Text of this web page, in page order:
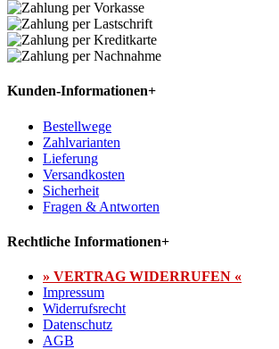
Kunden-Informationen+
Bestellwege
Zahlvarianten
Lieferung
Versandkosten
Sicherheit
Fragen & Antworten
Rechtliche Informationen+
» VERTRAG WIDERRUFEN «
Impressum
Widerrufsrecht
Datenschutz
AGB